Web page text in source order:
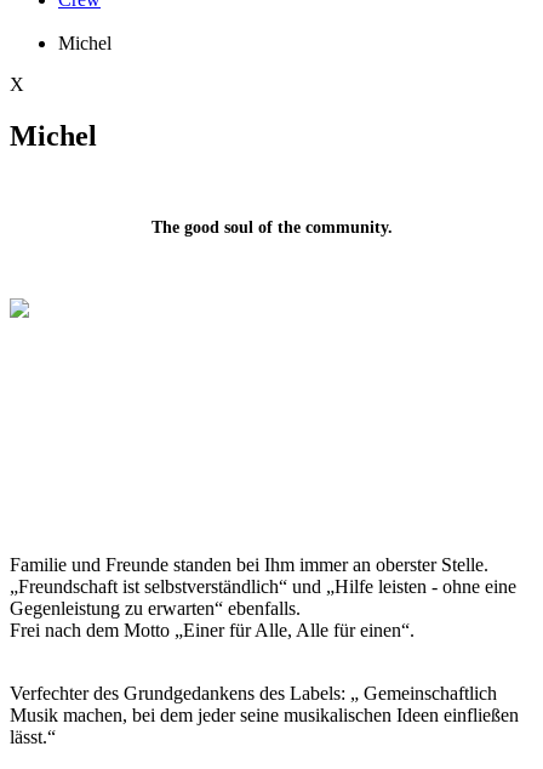
Michel
X
Michel
The good soul of the community.
Familie und Freunde standen bei Ihm immer an oberster Stelle.
„Freundschaft ist selbstverständlich“ und „Hilfe leisten ‐ ohne eine
Gegenleistung zu erwarten“ ebenfalls.
Frei nach dem Motto „Einer für Alle, Alle für einen“.
Verfechter des Grundgedankens des Labels: „ Gemeinschaftlich
Musik machen, bei dem jeder seine musikalischen Ideen einfließen
lässt.“